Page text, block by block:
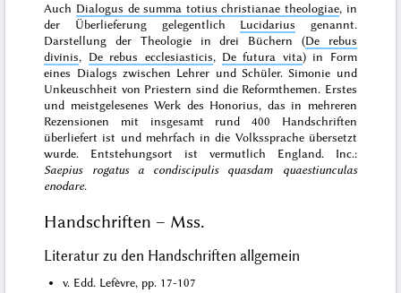
Auch Dialogus de summa totius christianae theologiae, in
der Überlieferung gelegentlich Lucidarius genannt.
Darstellung der Theologie in drei Büchern (De rebus
divinis, De rebus ecclesiasticis, De futura vita) in Form
eines Dialogs zwischen Lehrer und Schüler. Simonie und
Unkeuschheit von Priestern sind die Reformthemen. Erstes
und meistgelesenes Werk des Honorius, das in mehreren
Rezensionen mit insgesamt rund 400 Handschriften
überliefert ist und mehrfach in die Volkssprache übersetzt
wurde. Entstehungsort ist vermutlich England. Inc.:
Saepius rogatus a condiscipulis quasdam quaestiunculas
enodare.
Handschriften – Mss.
Literatur zu den Handschriften allgemein
v. Edd. Lefèvre, pp. 17-107